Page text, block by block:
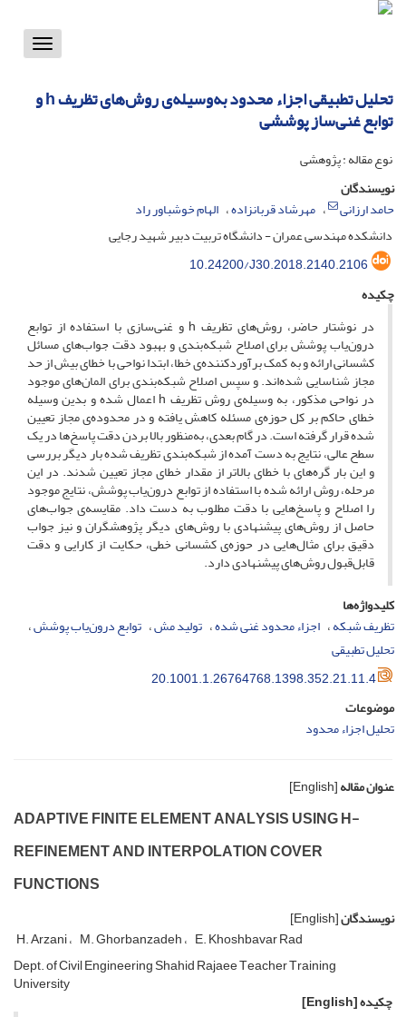
Toggle
تحلیل تطبیقی اجزاء محدود به‌وسیله‌ی روش‌های تظریف h و
توابع غنی‌ساز پوششی
نوع مقاله : پژوهشی
نویسندگان
حامد ارزانی
مهرشاد قربانزاده الهام خوشباور راد
دانشکده مهندسی عمران - دانشگاه تربیت دبیر شهید رجایی
10.24200/J30.2018.2140.2106
چکیده
در نوشتار حاضر، روش‌های تظریف h و غنی‌سازی با استفاده از توابع
درون‌یاب پوشش برای اصلاح شبکه‌بندی و بهبود دقت جواب‌های مسائل
کشسانی ارائه و به کمک برآوردکننده‌ی خطا، ابتدا نواحی با خطای بیش از حد
مجاز شناسایی شده‌اند. و سپس اصلاح شبکه‌بندی برای المان‌های موجود
در نواحی مذکور، به وسیله‌ی روش تظریف h اعمال شده و بدین وسیله
خطای حاکم بر کل حوزه‌ی مسئله کاهش یافته و در محدوده‌ی مجاز تعیین
شده قرار گرفته است. در گام بعدی، به‌منظور بالا بردن دقت پاسخ‌ها در یک
سطح عالی، نتایج به دست آمده از شبکه‌بندی تظریف شده بار دیگر بررسی
و این بار گره‌های با خطای بالاتر از مقدار خطای مجاز تعیین شدند. در این
مرحله، روش ارائه شده با استفاده از توابع درون‌یاب پوشش، نتایج موجود
را اصلاح و پاسخ‌هایی با دقت مطلوب به دست داد. مقایسه‌ی جواب‌های
حاصل از روش‌های پیشنهادی با روش‌های دیگر پژوهشگران و نیز جواب
دقیق برای مثال‌هایی در حوزه‌ی کشسانی خطی، حکایت از کارایی و دقت
قابل‌قبول روش‌های پیشنهادی دارد.
کلیدواژه‌ها
تظریف شبکه اجزاء محدود غنی شده تولید مش توابع درون‌یاب پوشش
تحلیل تطبیقی
20.1001.1.26764768.1398.352.21.11.4
موضوعات
تحلیل اجزاء محدود
عنوان مقاله[English]
A‌D‌A‌P‌T‌I‌V‌E F‌I‌N‌I‌T‌E E‌L‌E‌M‌E‌N‌T A‌N‌A‌L‌Y‌S‌I‌S U‌S‌I‌N‌G H-
R‌E‌F‌I‌N‌E‌M‌E‌N‌T A‌N‌D I‌N‌T‌E‌R‌P‌O‌L‌A‌T‌I‌O‌N C‌O‌V‌E‌R
F‌U‌N‌C‌T‌I‌O‌N‌S
نویسندگان[English]
H. Arzani M. G‌h‌o‌r‌b‌a‌n‌z‌a‌d‌e‌h E. K‌h‌o‌s‌h‌b‌a‌v‌a‌r R‌a‌d
D‌e‌p‌t. o‌f C‌i‌v‌i‌l E‌n‌g‌i‌n‌e‌e‌r‌i‌n‌g S‌h‌a‌h‌i‌d R‌a‌j‌a‌e‌e T‌e‌a‌c‌h‌e‌r T‌r‌a‌i‌n‌i‌n‌g
U‌n‌i‌v‌e‌r‌s‌i‌t‌y
چکیده[English]